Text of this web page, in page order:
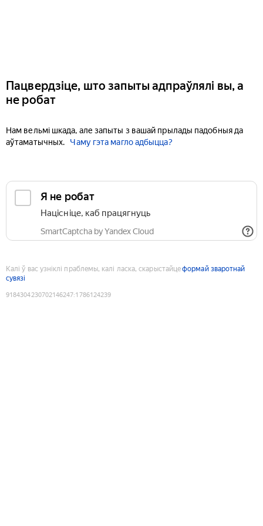
Пацвердзіце, што запыты адпраўлялі вы, а
не робат
Нам вельмі шкада, але запыты з вашай прылады падобныя да
аўтаматычных.
Чаму гэта магло адбыцца?
Я не робат
Націсніце, каб працягнуць
SmartCaptcha by Yandex Cloud
Калі ў вас узніклі праблемы, калі ласка, скарыстайцеформай зваротнай
сувязі
9184304230702146247:1786124239